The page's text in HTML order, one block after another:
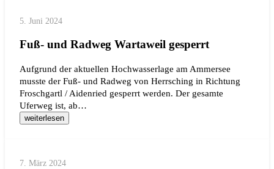
5. Juni 2024
Fuß- und Radweg Wartaweil gesperrt
Aufgrund der aktuellen Hochwasserlage am Ammersee
musste der Fuß- und Radweg von Herrsching in Richtung
Froschgartl / Aidenried gesperrt werden. Der gesamte
Uferweg ist, ab…
weiterlesen
7. März 2024